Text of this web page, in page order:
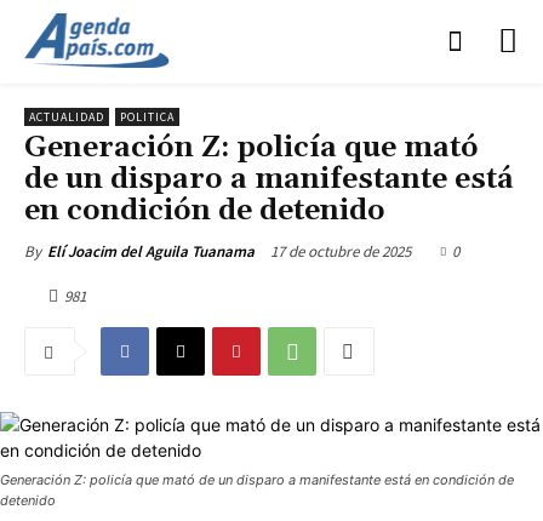
ACTUALIDAD POLITICA
Generación Z: policía que mató
de un disparo a manifestante está
en condición de detenido
By Elí Joacim del Aguila Tuanama 17 de octubre de 2025 0
981
Generación Z: policía que mató de un disparo a manifestante está en condición de
detenido